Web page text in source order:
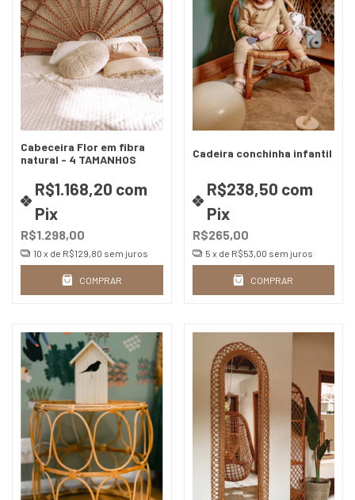
Cabeceira Flor em fibra
natural - 4 TAMANHOS
R$1.298,00
R$1.168,20 com
Pix
10 x de R$129,80 sem juros
COMPRAR
Cadeira conchinha infantil
R$265,00
R$238,50 com
Pix
5 x de R$53,00 sem juros
COMPRAR